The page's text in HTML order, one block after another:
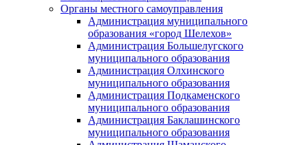
Органы местного самоуправления
Администрация муниципального
образования «город Шелехов»
Администрация Большелугского
муниципального образования
Администрация Олхинского
муниципального образования
Администрация Подкаменского
муниципального образования
Администрация Баклашинского
муниципального образования